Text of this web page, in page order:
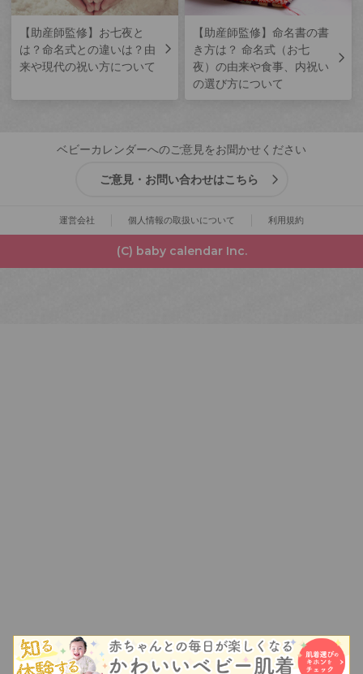
【助産師監修】お七夜と
は？命名式との違いは？由
来や現代の祝い方について
【助産師監修】命名書の書
き方は？ 命名式（お七
夜）の由来や食事、内祝い
の選び方について
ベビーカレンダーへのご意見をお聞かせください
ご意見・お問い合わせはこちら
運営会社 個人情報の取扱いについて 利用規約
(C) baby calendar Inc.